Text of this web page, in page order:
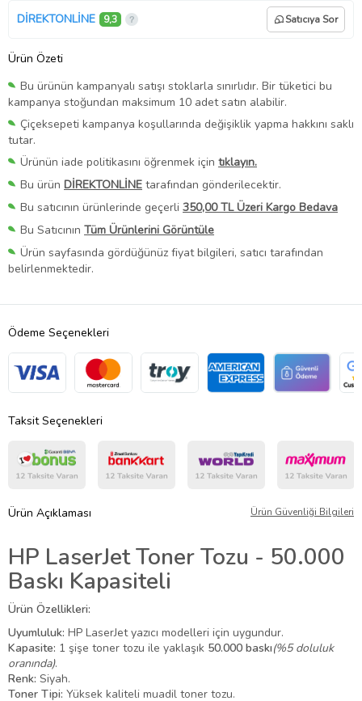
DİREKTONLİNE 9,3 Satıcıya Sor
Ürün Özeti
Bu ürünün kampanyalı satışı stoklarla sınırlıdır. Bir tüketici bu
kampanya stoğundan maksimum 10 adet satın alabilir.
Çiçeksepeti kampanya koşullarında değişiklik yapma hakkını saklı
tutar.
Ürünün iade politikasını öğrenmek için tıklayın.
Bu ürün DİREKTONLİNE tarafından gönderilecektir.
Bu satıcının ürünlerinde geçerli 350,00 TL Üzeri Kargo Bedava
Bu Satıcının Tüm Ürünlerini Görüntüle
Ürün sayfasında gördüğünüz fiyat bilgileri, satıcı tarafından
belirlenmektedir.
Ödeme Seçenekleri
Taksit Seçenekleri
Ürün Açıklaması Ürün Güvenliği Bilgileri
HP LaserJet Toner Tozu - 50.000
Baskı Kapasiteli
Ürün Özellikleri:
Uyumluluk: HP LaserJet yazıcı modelleri için uygundur.
Kapasite: 1 şişe toner tozu ile yaklaşık 50.000 baskı(%5 doluluk
oranında).
Renk: Siyah.
Toner Tipi: Yüksek kaliteli muadil toner tozu.